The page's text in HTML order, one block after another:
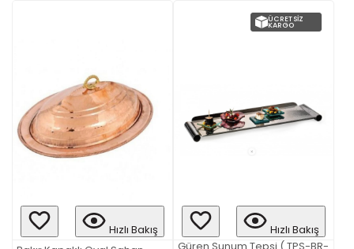
Hızlı Bakış
ÜCRETSIZ
KARGO
Hızlı Bakış